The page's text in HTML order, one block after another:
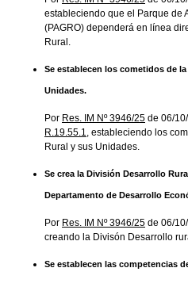
estableciendo que el Parque de
(PAGRO) dependerá en línea
Rural.
Se establecen los cometidos de
Unidades.
Por Res. IM Nº 3946/25 de 06/
R.19.55.1, estableciendo los
Rural y sus Unidades.
Se crea la División Desarrollo
Departamento de Desarrollo
Por Res. IM Nº 3946/25 de 06/
creando la Divisón Desarrollo
Se establecen las competencias